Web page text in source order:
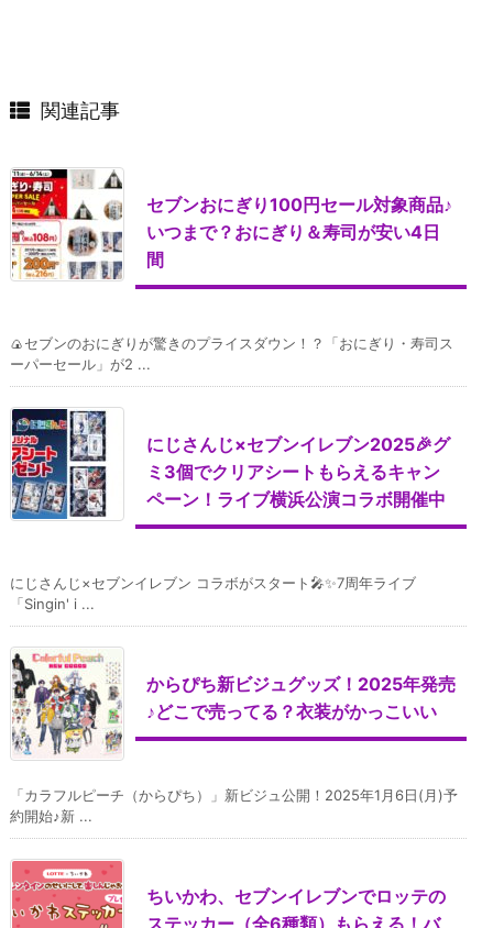
関連記事
セブンおにぎり100円セール対象商品♪
いつまで？おにぎり＆寿司が安い4日
間
🍙セブンのおにぎりが驚きのプライスダウン！？「おにぎり・寿司ス
ーパーセール」が2 ...
にじさんじ×セブンイレブン2025🎉グ
ミ3個でクリアシートもらえるキャン
ペーン！ライブ横浜公演コラボ開催中
にじさんじ×セブンイレブン コラボがスタート🎤✨7周年ライブ
「Singin' i ...
からぴち新ビジュグッズ！2025年発売
♪どこで売ってる？衣装がかっこいい
「カラフルピーチ（からぴち）」新ビジュ公開！2025年1月6日(月)予
約開始♪新 ...
ちいかわ、セブンイレブンでロッテの
ステッカー（全6種類）もらえる！バ